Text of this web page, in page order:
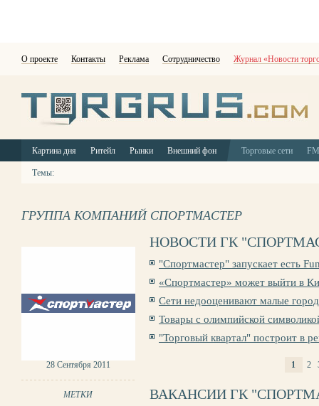
О проекте Контакты Реклама Сотрудничество Журнал «Новости
Картина дня Ритейл Рынки Внешний фон Торговые сети
Темы:
ГРУППА КОМПАНИЙ СПОРТМАСТЕР
28 Сентября 2011
МЕТКИ
НОВОСТИ ГК
"Спортмастер" запускает есть
«Спортмастер» может выйти в
Сети недооценивают малые
Товары с олимпийской
"Торговый квартал" построит в
1 2
ВАКАНСИИ ГК